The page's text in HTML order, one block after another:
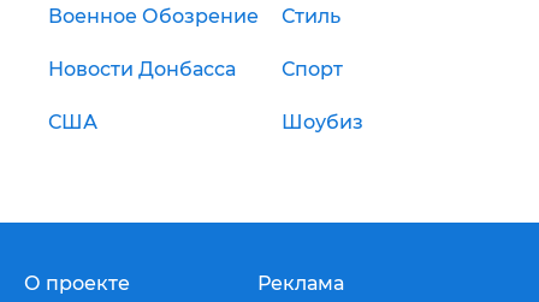
Военное Обозрение Стиль
Новости Донбасса Спорт
США Шоубиз
О проекте Реклама